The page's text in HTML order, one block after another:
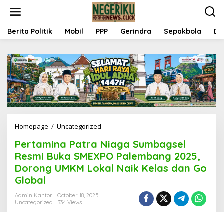
t
Berita Politik Mobil PPP Gerindra Sepakbola
Homepage / Uncategorized
r
t
a
m
Pertamina Patra Niaga Sumbagsel
Resmi Buka SMEXPO Palembang 2025,
Dorong UMKM Lokal Naik Kelas dan Go
Global
Admin Kantor
October 18, 2025
Uncategorized
334 Views